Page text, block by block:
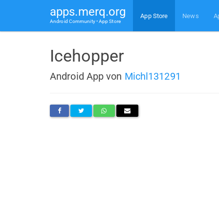
apps.merq.org
Android Community • App Store
App Store News
Icehopper
Android App von Michl131291